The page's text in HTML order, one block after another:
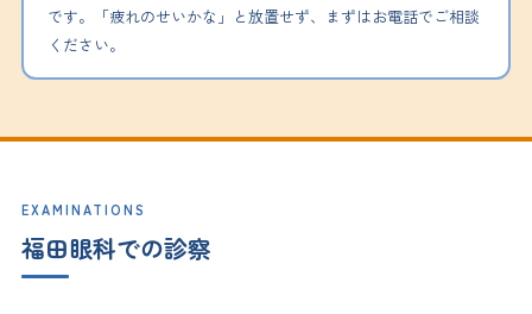
です。「疲れのせいかな」と放置せず、まずはお電話でご相談
ください。
EXAMINATIONS
福田眼科での診察